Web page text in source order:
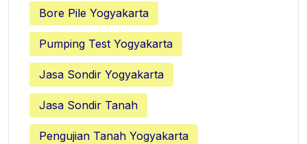
Bore Pile Yogyakarta
Pumping Test Yogyakarta
Jasa Sondir Yogyakarta
Jasa Sondir Tanah
Pengujian Tanah Yogyakarta